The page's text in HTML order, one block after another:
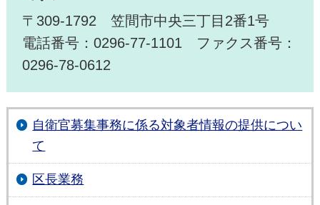
〒309-1792 笠間市中央三丁目2番1号
電話番号：0296-77-1101 ファクス番号：
0296-78-0612
自衛官募集事務に係る対象者情報の提供につい
て
区長業務